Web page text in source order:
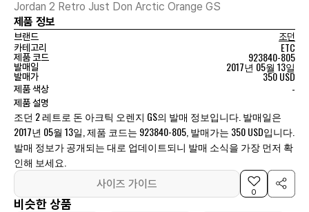
Jordan 2 Retro Just Don Arctic Orange GS
제품 정보
브랜드
조던
카테고리
ETC
제품 코드 923840-805
발매일 2017년 05월 13일
발매가 350 USD
제품 색상 -
제품 설명
조던 2 레트로 돈 아크틱 오렌지 GS의 발매 정보입니다. 발매일은
2017년 05월 13일, 제품 코드는 923840-805, 발매가는 350 USD입니다.
발매 정보가 공개되는 대로 업데이트되니 발매 소식을 가장 먼저 확
인해 보세요.
사이즈 가이드
0
비슷한 상품